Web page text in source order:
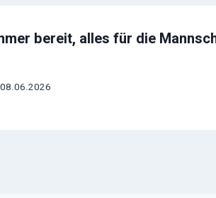
bereit, alles für die
08.06.2026